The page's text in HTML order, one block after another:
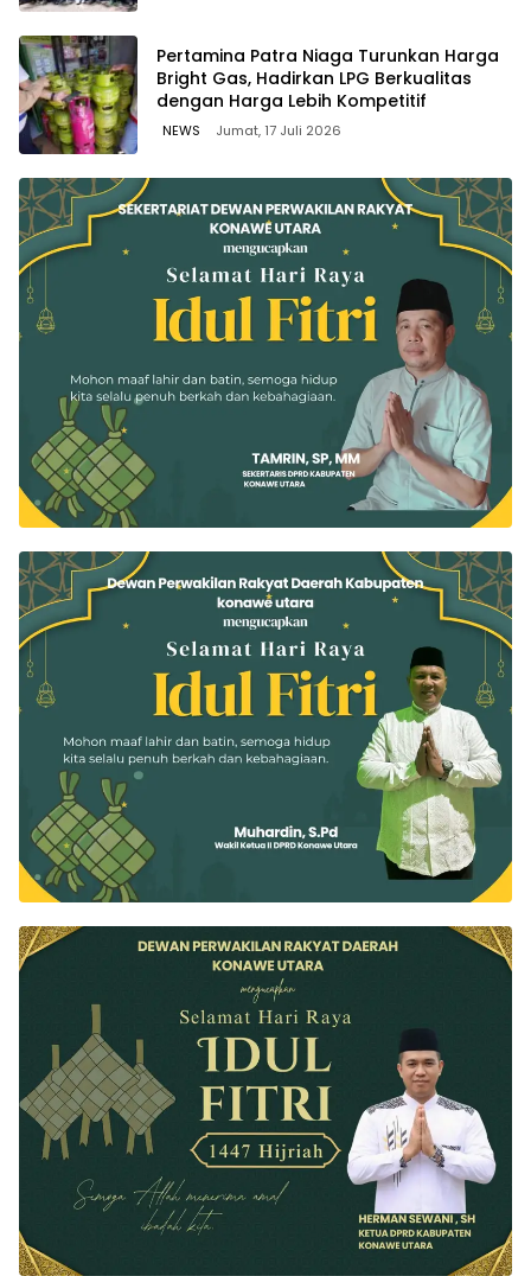
Pertamina Patra Niaga Turunkan Harga
Bright Gas, Hadirkan LPG Berkualitas
dengan Harga Lebih Kompetitif
NEWS Jumat, 17 Juli 2026